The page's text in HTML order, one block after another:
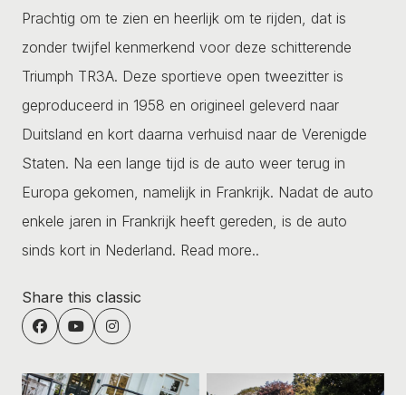
Prachtig om te zien en heerlijk om te rijden, dat is
zonder twijfel kenmerkend voor deze schitterende
Triumph TR3A. Deze sportieve open tweezitter is
geproduceerd in 1958 en origineel geleverd naar
Duitsland en kort daarna verhuisd naar de Verenigde
Staten. Na een lange tijd is de auto weer terug in
Europa gekomen, namelijk in Frankrijk. Nadat de auto
enkele jaren in Frankrijk heeft gereden, is de auto
sinds kort in Nederland. Read more..
Share this classic